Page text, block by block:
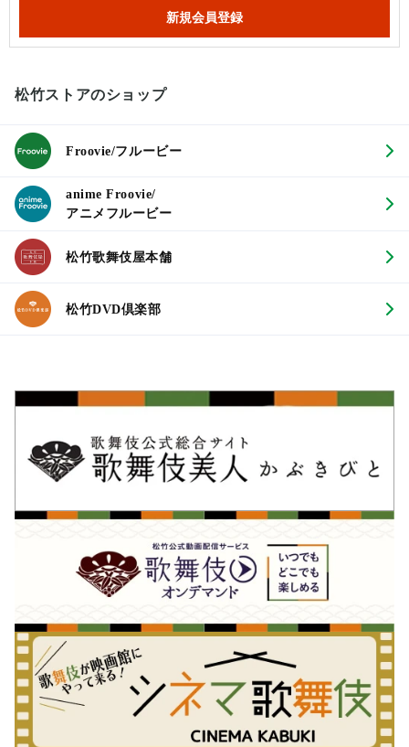
松竹ストアのショップ
Froovie/フルービー
anime Froovie/
アニメフルービー
松竹歌舞伎屋本舗
松竹DVD倶楽部